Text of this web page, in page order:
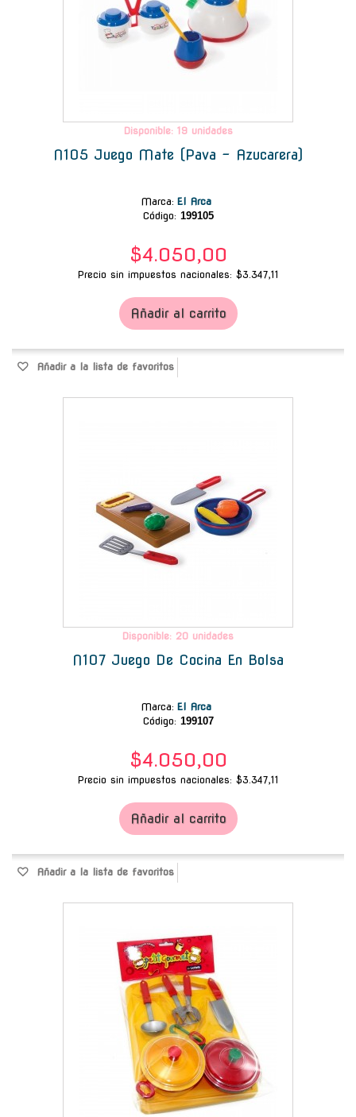
Disponible: 19 unidades
N105 Juego Mate (Pava - Azucarera)
Marca: El Arca
Código: 199105
$4.050,00
Precio sin impuestos nacionales: $3.347,11
Añadir al carrito
Añadir a la lista de favoritos
Disponible: 20 unidades
N107 Juego De Cocina En Bolsa
Marca: El Arca
Código: 199107
$4.050,00
Precio sin impuestos nacionales: $3.347,11
Añadir al carrito
Añadir a la lista de favoritos